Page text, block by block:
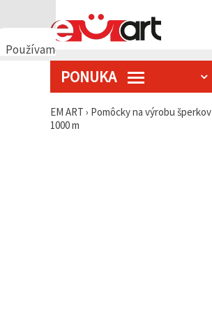
Používame
technológie,
PONUKA
EM ART › Pomôcky na výrobu šperkov
1000 m